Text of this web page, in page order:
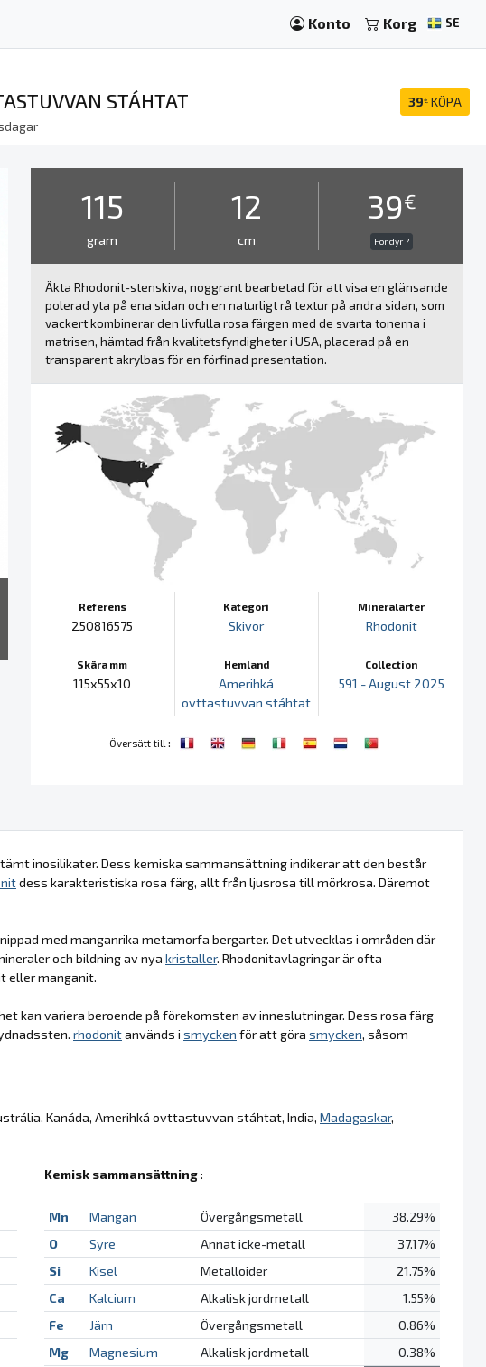
Konto Korg SE
39€ KÖPA
STÁHTAT
115
gram
12
cm
39€
För dyr ?
Äkta Rhodonit-stenskiva, noggrant bearbetad för att visa en glänsande
polerad yta på ena sidan och en naturligt rå textur på andra sidan, som
vackert kombinerar den livfulla rosa färgen med de svarta tonerna i
matrisen, hämtad från kvalitetsfyndigheter i USA, placerad på en
transparent akrylbas för en förfinad presentation.
Referens
250816575
Skära mm
115x55x10
Kategori
Skivor
Hemland
Amerihká
ovttastuvvan stáhtat
Mineralarter
Rhodonit
Collection
591 - August 2025
Översätt till :
inosilikater. Dess kemiska sammansättning indikerar att den består
dess karakteristiska rosa färg, allt från ljusrosa till mörkrosa. Däremot
med manganrika metamorfa bergarter. Det utvecklas i områden där
och bildning av nya kristaller. Rhodonitavlagringar är ofta
eller manganit.
kan variera beroende på förekomsten av inneslutningar. Dess rosa färg
rhodonitanvänds i smycken för att göra smycken, såsom
Kanáda, Amerihká ovttastuvvan stáhtat, India, Madagaskar,
Kemisk sammansättning:
Mn Mangan Övergångsmetall
38.29%
O
Syre Annat icke-metall
37.17%
Si
Kisel Metalloider
21.75%
Ca
Kalcium Alkalisk jordmetall
1.55%
Fe
Järn Övergångsmetall
0.86%
Mg
Magnesium Alkalisk jordmetall
0.38%